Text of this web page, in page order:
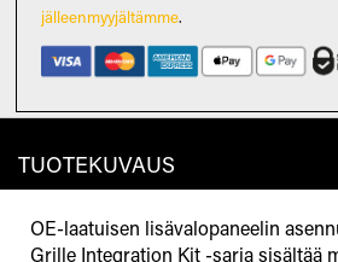
jälleenmyyjältämme.
TUOTEKUVAUS
OE-laatuisen lisävalopaneelin
Grille Integration Kit -sarja sisältää